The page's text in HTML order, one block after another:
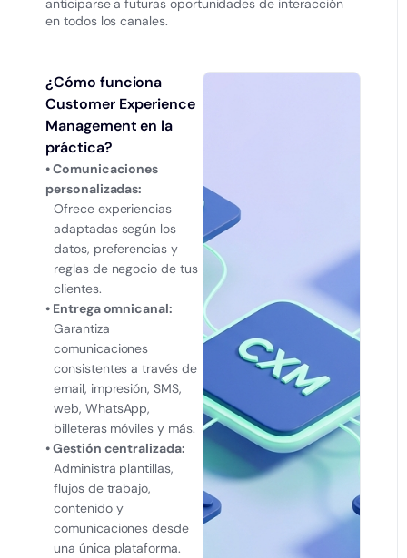
anticiparse a futuras oportunidades de interacción
en todos los canales.
¿Cómo funciona
Customer Experience
Management en la
práctica?
• Comunicaciones
personalizadas:
Ofrece experiencias
adaptadas según los
datos, preferencias y
reglas de negocio de tus
clientes.
• Entrega omnicanal:
Garantiza
comunicaciones
consistentes a través de
email, impresión, SMS,
web, WhatsApp,
billeteras móviles y más.
• Gestión centralizada:
Administra plantillas,
flujos de trabajo,
contenido y
comunicaciones desde
una única plataforma.